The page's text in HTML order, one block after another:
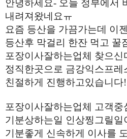
안녕하세요- 오늘 정부에서
내려져왔네요ㅠ
요즘 등산을 가끔가는데 이
등산후 막걸리 한잔 먹고 꿀
포장이사잘하는업체 찾으
정직한곳으로 금강익스프
친절하게 진행하고있습니다!
포장이사잘하는업체 고객
기분상하는일 인상찡그릴일
기분좋게 신속하게 이사를